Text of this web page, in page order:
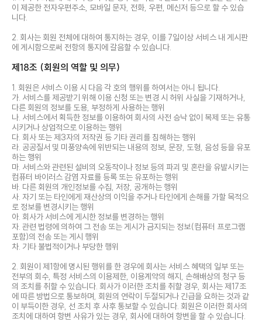
이 제공한 전자우편주소, 모바일 문자, 전화, 우편, 메신저 등으로 할 수 있습
니다.
2. 회사는 회원 전체에 대하여 통지하는 경우, 이를 7일이상 서비스 내 게시판
에 게시함으로써 전항의 통지에 갈음할 수 있습니다.
제18조 (회원의 역할 및 의무)
1. 회원은 서비스 이용 시 다음 각 호의 행위를 하여서는 아니 됩니다.
가. 서비스를 제공받기 위해 이용 신청 또는 변경 시 허위 사실을 기재하거나,
다른 회원의 정보를 도용, 부정하게 사용하는 행위
나. 서비스에서 획득한 정보를 이용하여 회사의 사전 승낙 없이 복제 또는 유통
시키거나 상업적으로 이용하는 행위
다. 회사 또는 제3자의 저작권 등 기타 권리를 침해하는 행위
라. 공공질서 및 미풍양속에 위반되는 내용의 정보, 문장, 도형, 음성 등을 유포
하는 행위
마. 서비스와 관련된 설비의 오동작이나 정보 등의 파괴 및 혼란을 유발시키는
컴퓨터 바이러스 감염 자료를 등록 또는 유포하는 행위
바. 다른 회원의 개인정보를 수집, 저장, 공개하는 행위
사. 자기 또는 타인에게 재산상의 이익을 주거나 타인에게 손해를 가할 목적으
로 정보를 변경시키는 행위
아. 회사가 서비스에 게시한 정보를 변경하는 행위
자. 관련 법령에 의하여 그 전송 또는 게시가 금지되는 정보(컴퓨터 프로그램
포함)의 전송 또는 게시 행위
차. 기타 불법적이거나 부당한 행위
2. 회원이 제1항에 명시된 행위를 한 경우에 회사는 서비스 혜택의 일부 또는
전부의 회수, 특정 서비스의 이용제한, 이용계약의 해지, 손해배상의 청구 등
의 조치를 취할 수 있습니다. 회사가 이러한 조치를 취할 경우, 회사는 제17조
에 따른 방법으로 통보하며, 회원의 연락이 두절되거나 긴급을 요하는 것과 같
이 부득이한 경우, 선 조치 후 사후 통보할 수 있습니다. 회원은 이러한 회사의
조치에 대하여 항변 사유가 있는 경우, 회사에 대하여 항변을 할 수 있습니다.